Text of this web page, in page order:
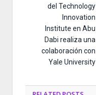
del Technology
Innovation
Institute en Abu
Dabi realiza una
colaboración con
Yale University